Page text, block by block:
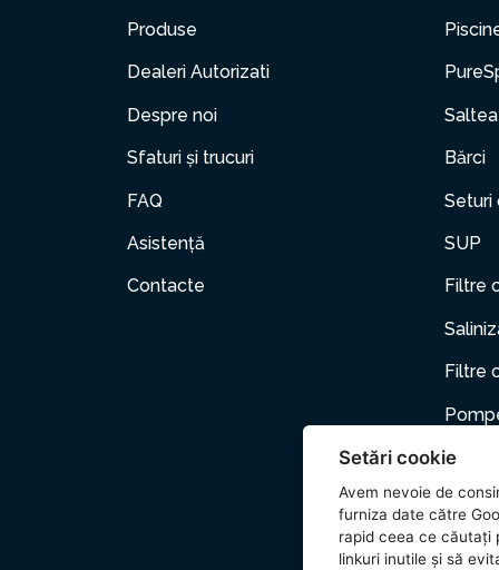
Produse
Dealeri Autorizati
Despre noi
Sfaturi și trucuri
FAQ
Asistență
Contacte
Bărci
Seturi
SUP
Filtre
Filtre
Setări cookie
Avem nevoie de
furniza date către
rapid ceea ce căutați
linkuri inutile și să